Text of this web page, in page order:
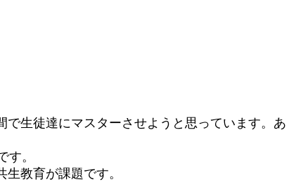
生徒達にマスターさせようと思っています。あ
。
教育が課題です。